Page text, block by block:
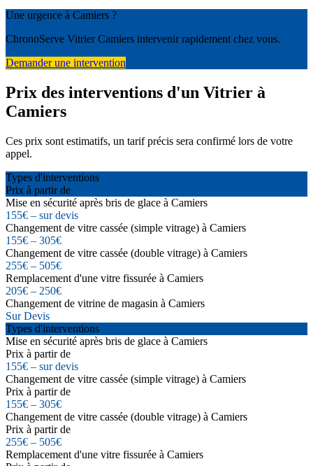
Une urgence à Camiers ?
ChronoServe Vitrier Camiers intervenir rapidement chez vous.
Demander une intervention
Prix des interventions d'un Vitrier à
Camiers
Ces prix sont estimatifs, un tarif précis sera confirmé lors de votre
appel.
Types d'interventions
Prix à partir de
Mise en sécurité après bris de glace à Camiers
155€ – sur devis
Changement de vitre cassée (simple vitrage) à Camiers
155€ – 305€
Changement de vitre cassée (double vitrage) à Camiers
255€ – 505€
Remplacement d'une vitre fissurée à Camiers
205€ – 250€
Changement de vitrine de magasin à Camiers
Sur Devis
Types d'interventions
Mise en sécurité après bris de glace à Camiers
Prix à partir de
155€ – sur devis
Changement de vitre cassée (simple vitrage) à Camiers
Prix à partir de
155€ – 305€
Changement de vitre cassée (double vitrage) à Camiers
Prix à partir de
255€ – 505€
Remplacement d'une vitre fissurée à Camiers